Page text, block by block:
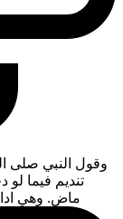
وقول النبي صلى
تنديم فيما
ماض. وهي